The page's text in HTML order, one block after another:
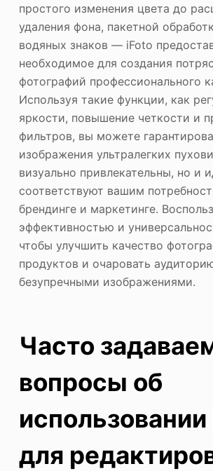
простого изменения цвета до
удаления фона, пакетной
водяных знаков — iFoto
необходимое для создания
фотографий профессионального
Используя такие функции, как
яркости, повышение четкости и
фильтров, вы можете
изображения ультралегких
визуально привлекательны, но и
соответствуют вашим
брендинге и маркетинге.
эффективностью и
чтобы улучшить качество
продуктов и очаровать
безупречными изображениями.
Часто
вопросы об
для